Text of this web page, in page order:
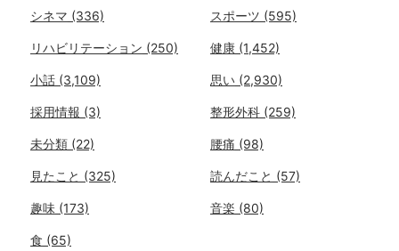
シネマ (336) スポーツ (595)
リハビリテーション (250) 健康 (1,452)
小話 (3,109) 思い (2,930)
採用情報 (3) 整形外科 (259)
未分類 (22) 腰痛 (98)
見たこと (325) 読んだこと (57)
趣味 (173) 音楽 (80)
食 (65)